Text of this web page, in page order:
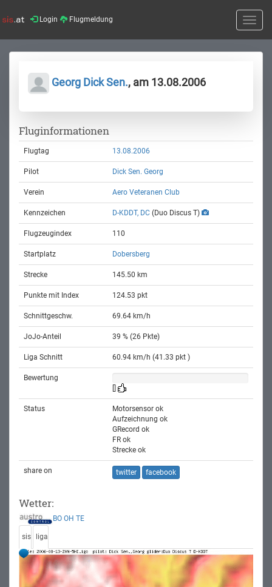
Login Flugmeldung
Toggle
Georg Dick Sen., am 13.08.2006
Fluginformationen
Flugtag 13.08.2006
Pilot Dick Sen. Georg
Verein Aero Veteranen Club
Kennzeichen D-KDDT, DC (Duo Discus T)
Flugzeugindex 110
Startplatz Dobersberg
Strecke 145.50 km
Punkte mit Index 124.53 pkt
Schnittgeschw. 69.64 km/h
JoJo-Anteil 39 % (26 Pkte)
Liga Schnitt 60.94 km/h (41.33 pkt )
Bewertung
Status
Motorsensor ok
Aufzeichnung ok
GRecord ok
FR ok
Strecke ok
share on twitter facebook
Wetter:
BO OH TE
sis liga